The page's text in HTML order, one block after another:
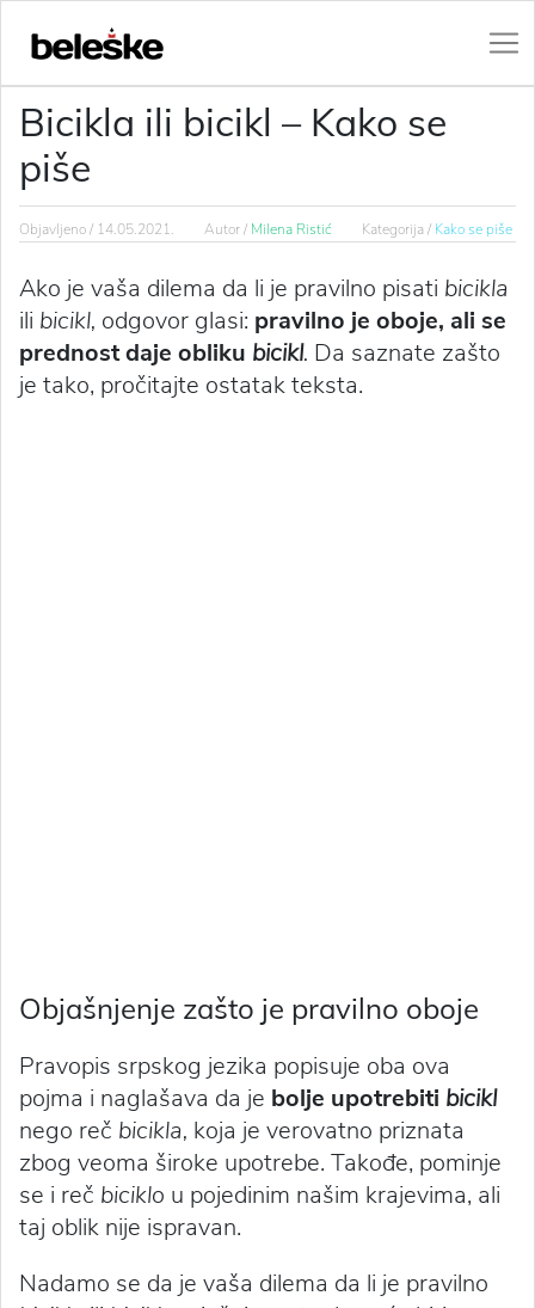
Bicikla ili bicikl – Kako se
piše
Objavljeno / 14.05.2021. Autor / Milena Ristić Kategorija / Kako se piše
Ako je vaša dilema da li je pravilno pisati bicikla
ili bicikl, odgovor glasi: pravilno je oboje, ali se
prednost daje obliku bicikl. Da saznate zašto
je tako, pročitajte ostatak teksta.
Objašnjenje zašto je pravilno oboje
Pravopis srpskog jezika popisuje oba ova
pojma i naglašava da je bolje upotrebiti bicikl
nego reč bicikla, koja je verovatno priznata
zbog veoma široke upotrebe. Takođe, pominje
se i reč biciklo u pojedinim našim krajevima, ali
taj oblik nije ispravan.
Nadamo se da je vaša dilema da li je pravilno